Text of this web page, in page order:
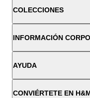
COLECCIONES
INFORMACIÓN
AYUDA
CONVIÉRTETE EN